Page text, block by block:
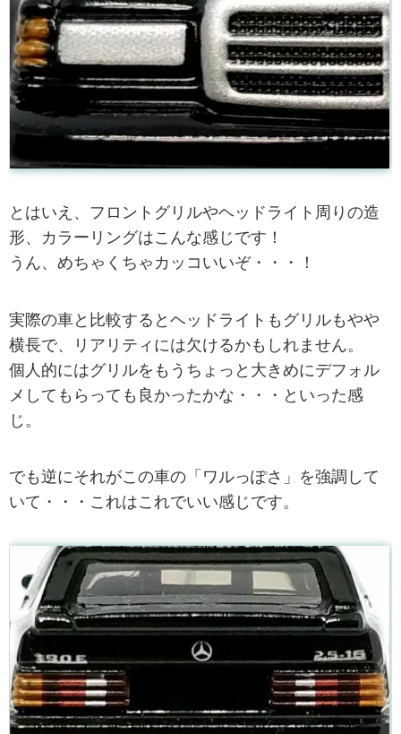
とはいえ、フロントグリルやヘッドライト周りの造
形、カラーリングはこんな感じです！
うん、めちゃくちゃカッコいいぞ・・・！
実際の車と比較するとヘッドライトもグリルもやや
横長で、リアリティには欠けるかもしれません。
個人的にはグリルをもうちょっと大きめにデフォル
メしてもらっても良かったかな・・・といった感
じ。
でも逆にそれがこの車の「ワルっぽさ」を強調して
いて・・・これはこれでいい感じです。